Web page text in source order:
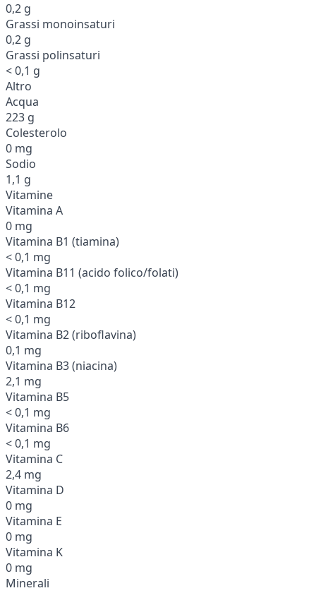
0,2 g
Grassi monoinsaturi
0,2 g
Grassi polinsaturi
< 0,1 g
Altro
Acqua
223 g
Colesterolo
0 mg
Sodio
1,1 g
Vitamine
Vitamina A
0 mg
Vitamina B1 (tiamina)
< 0,1 mg
Vitamina B11 (acido folico/folati)
< 0,1 mg
Vitamina B12
< 0,1 mg
Vitamina B2 (riboflavina)
0,1 mg
Vitamina B3 (niacina)
2,1 mg
Vitamina B5
< 0,1 mg
Vitamina B6
< 0,1 mg
Vitamina C
2,4 mg
Vitamina D
0 mg
Vitamina E
0 mg
Vitamina K
0 mg
Minerali